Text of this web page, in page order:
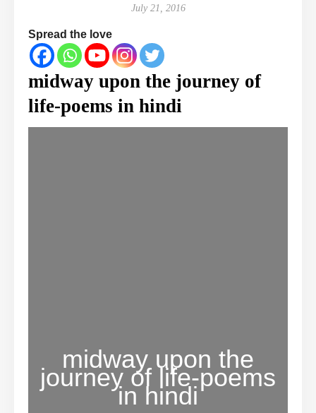
July 21, 2016
Spread the love
midway upon the journey of
life-poems in hindi
midway upon the
journey of life-poems
in hindi